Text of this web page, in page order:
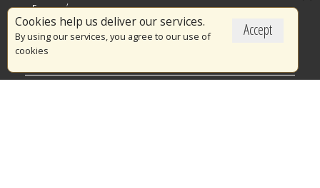
Accept
Cookies help us deliver our services.
By using our services, you agree to our use of
cookies
Επικαιρότητα
Το Πυροσβεστικό Σώμα